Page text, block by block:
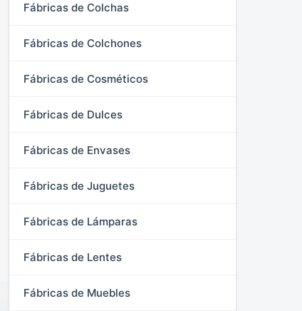
Fábricas de Colchas
Fábricas de Colchones
Fábricas de Cosméticos
Fábricas de Dulces
Fábricas de Envases
Fábricas de Juguetes
Fábricas de Lámparas
Fábricas de Lentes
Fábricas de Muebles